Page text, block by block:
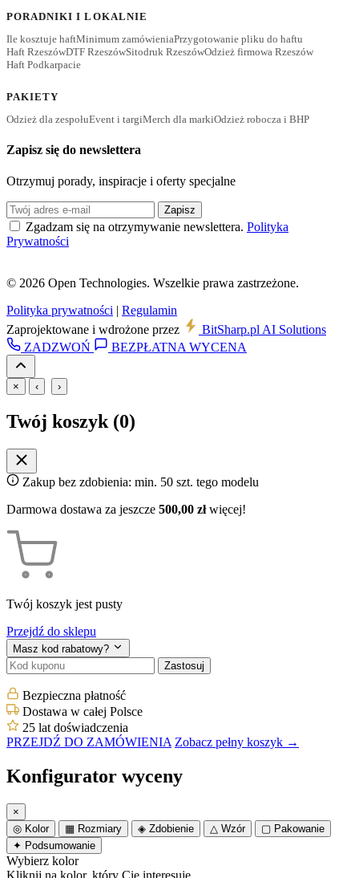
PORADNIKI I LOKALNIE
Ile kosztuje haftMinimum zamówieniaPrzygotowanie pliku do haftu
Haft RzeszówDTF RzeszówSitodruk RzeszówOdzież firmowa Rzeszów
Haft Podkarpacie
PAKIETY
Odzież dla zespołuEvent i targiMerch dla markiOdzież robocza i BHP
Zapisz się do newslettera
Otrzymuj porady, inspiracje i oferty specjalne
Zapisz
Zgadzam się na otrzymywanie newslettera. Polityka
Prywatności
© 2026 Open Technologies. Wszelkie prawa zastrzeżone.
Polityka prywatności | Regulamin
Zaprojektowane i wdrożone przez
BitSharp.pl AI Solutions
ZADZWOŃ
BEZPŁATNA WYCENA
× ‹ ›
Twój koszyk (0)
Zakup bez zdobienia: min. 50 szt. tego modelu
Darmowa dostawa za jeszcze 500,00 złwięcej!
Twój koszyk jest pusty
Przejdź do sklepu
Masz kod rabatowy?
Zastosuj
Bezpieczna płatność
Dostawa w całej Polsce
25 lat doświadczenia
PRZEJDŹ DO ZAMÓWIENIA Zobacz pełny koszyk →
Konfigurator wyceny
×
◎ Kolor ▦ Rozmiary ◈ Zdobienie △ Wzór ▢ Pakowanie
✦ Podsumowanie
Wybierz kolor
Kliknij na kolor, który Cię interesuje